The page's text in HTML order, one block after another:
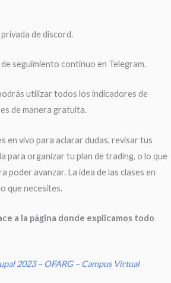
de discord.
seguimiento continuo en Telegram.
utilizar todos los indicadores de
de manera gratuita.
en vivo para aclarar dudas, revisar tus
para organizar tu plan de trading, o lo que
poder avanzar. La idea de las clases en
que necesites.
a la página donde explicamos todo
2023 – OFARG – Campus Virtual